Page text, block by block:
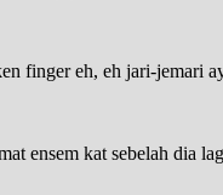
finger eh, eh jari-jemari
ensem kat sebelah dia